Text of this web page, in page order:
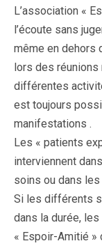
L’association «
l’écoute sans
même en dehors
lors des
différentes
est toujours
manifestations .
Les « patients
interviennent
soins ou dans
Si les différents
dans la durée,
« Espoir-Amitié »